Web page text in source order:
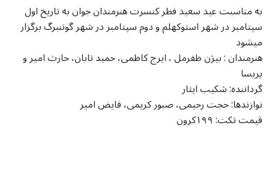
به مناسبت عید سعید فطر کنسرت هنرمندان جوان به تاریخ اول
سپتامبر در شهر استوکهلم و دوم سپتامبر در شهر گوتنبرگ برگزار
میشود
هنرمندان : بیژن ظفرمل ، ایرج کاظمی، حمید تابان، حارث امیر و
پریسا
گرداننده: شکیب ایثار
نوازندها: حجت رحیمی، صبور کریمی‌، فایض امیر
قیمت تکت: ۱۹۹کرون